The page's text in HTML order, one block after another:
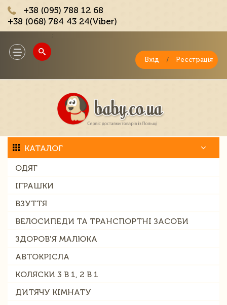
+38 (095) 788 12 68
+38 (068) 784 43 24(Viber)
Toggle
navigation
Вхід / Реєстрація
КАТАЛОГ
ОДЯГ
ІГРАШКИ
ВЗУТТЯ
ВЕЛОСИПЕДИ ТА ТРАНСПОРТНІ ЗАСОБИ
ЗДОРОВ'Я МАЛЮКА
АВТОКРІСЛА
КОЛЯСКИ 3 В 1, 2 В 1
ДИТЯЧУ КІМНАТУ